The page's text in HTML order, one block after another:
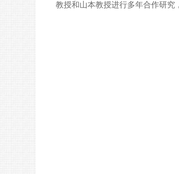
教授和山本教授进行多年合作研究